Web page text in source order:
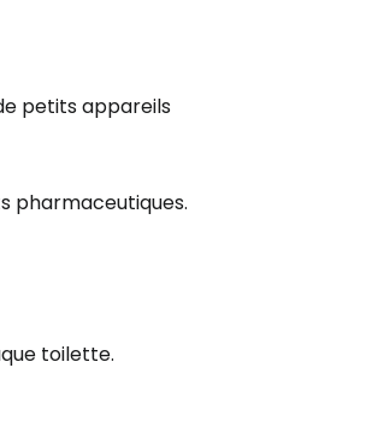
petits appareils
pharmaceutiques.
toilette.